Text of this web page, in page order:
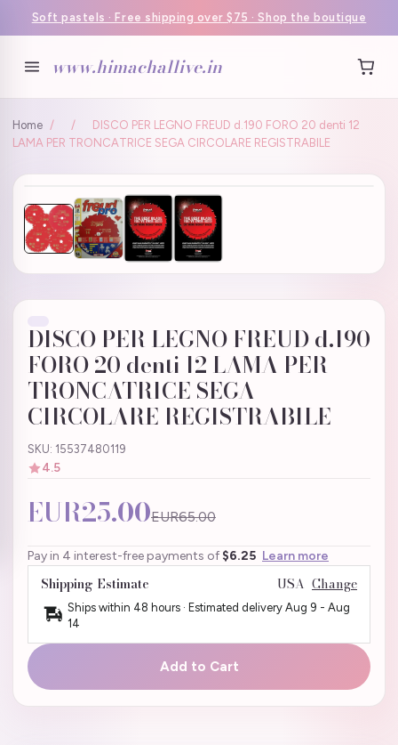
Soft pastels · Free shipping over $75 · Shop the boutique
www.himachallive.in
Home / /
DISCO PER LEGNO FREUD d.190 FORO 20 denti 12
LAMA PER TRONCATRICE SEGA CIRCOLARE REGISTRABILE
DISCO PER LEGNO FREUD d.190
FORO 20 denti 12 LAMA PER
TRONCATRICE SEGA
CIRCOLARE REGISTRABILE
SKU: 15537480119
4.5
EUR25.00EUR65.00
Pay in 4 interest-free payments of $6.25 Learn more
Shipping Estimate USA Change
Ships within 48 hours · Estimated delivery Aug 9 - Aug
14
Add to Cart